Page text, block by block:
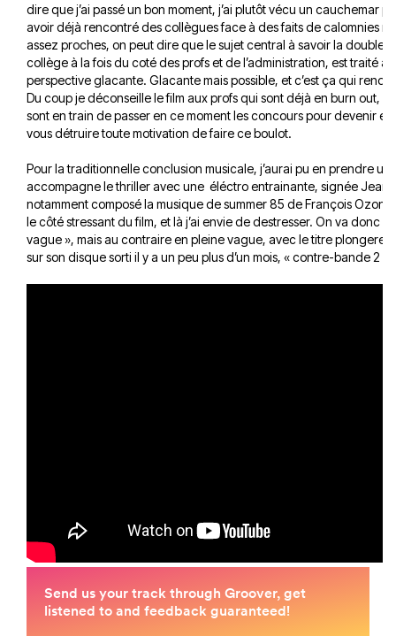
dire que j’ai passé un bon moment, j’ai plutôt vécu un cauchemar
avoir déjà rencontré des collègues face à des faits de calomnies
assez proches, on peut dire que le sujet central à savoir la double
collège à la fois du coté des profs et de l’administration, est traité
perspective glacante. Glacante mais possible, et c’est ça qui rend
Du coup je déconseille le film aux profs qui sont déjà en burn out,
sont en train de passer en ce moment les concours pour devenir
vous détruire toute motivation de faire ce boulot.
Pour la traditionnelle conclusion musicale, j’aurai pu en prendre un
accompagne le thriller avec une éléctro entrainante, signée Jean
notamment composé la musique de summer 85 de François Ozon,
le côté stressant du film, et là j’ai envie de destresser. On va donc
vague », mais au contraire en pleine vague, avec le titre
sur son disque sorti il y a un peu plus d’un mois, « contre-bande 2 le